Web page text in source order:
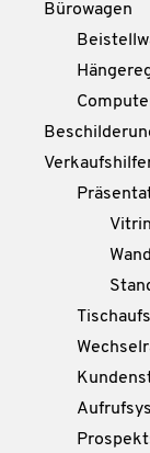
Bürowagen